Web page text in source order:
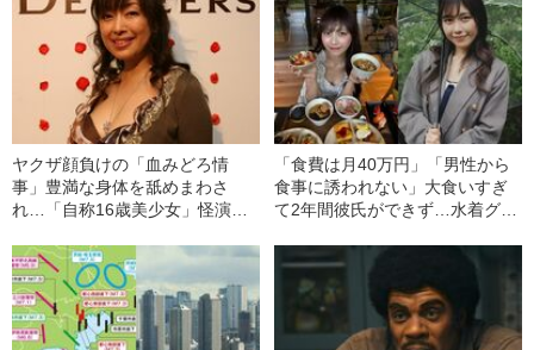
ヤクザ顔負けの「血みどろ情
事」豊満な身体を舐めまわさ
れ…「自称16歳美少女」怪演
ぎる“熟れ方”
「食費は月40万円」「男性から
食事に誘われない」大食いすぎ
て2年間彼氏ができず…水着グラ
女子（24）が語る、驚愕の食生